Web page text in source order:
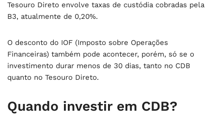
Tesouro Direto envolve taxas de custódia cobradas pela
B3, atualmente de 0,20%.
O desconto do IOF (Imposto sobre Operações
Financeiras) também pode acontecer, porém, só se o
investimento durar menos de 30 dias, tanto no CDB
quanto no Tesouro Direto.
Quando investir em CDB?